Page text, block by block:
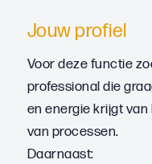
Jouw profiel
Voor deze functie
professional die
en energie krijgt
van processen.
Daarnaast: